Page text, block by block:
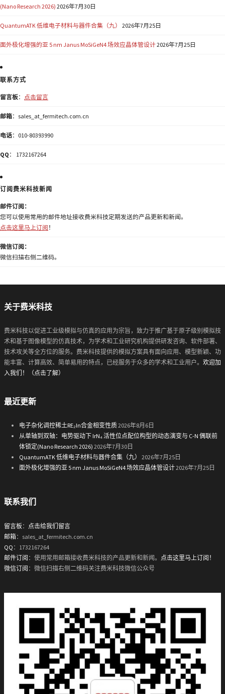
(Nano Research 2026) 2026年7月30日
QuantumATK 低维电子材料与器件合集（九） 2026年7月25日
面外极化增强的亚 5 nm Janus MoSiGeN4 场效应晶体管设计2026年7月25日
联系方式
留言板： 点击留言
邮箱：sales_at_fermitech.com.cn
电话：010-80393990
QQ ： 1732167264
订阅费米科技新闻
邮件订阅：
您可以使用常用的邮件地址接收费米科技定期发送的产品更新和新闻。
点击这里马上订阅 ！
微信订阅：
微信扫描右侧二维码。
关于费米科技
费米科技以促进工业级模拟与仿真的应用为宗旨，致力于推广基于原子级别模拟技
术和基于图像模型的仿真技术，为学术和工业研究机构提供研发咨询、软件部署、
技术攻关等全方位的服务。费米科技提供的模拟方案具有面向应用、模型新颖、功
能丰富、计算高效、简单易用的特点，已经服务于众多的学术和工业用户。 欢迎加
入我们！（点击了解）
最近更新
电子杂化调控稀土RE₂In合金相变性质2026年8月6日
从单轴到双轴：电势驱动下 IrN₄ 活性位点配位构型的动态演变与 C-N 偶联前
体锁定(Nano Research 2026) 2026年7月30日
QuantumATK 低维电子材料与器件合集（九）
2026年7月25日
面外极化增强的亚 5 nm Janus MoSiGeN4 场效应晶体管设计2026年7月25日
联系我们
留言板 ： 点击给我们留言
邮箱：sales_at_fermitech.com.cn
QQ ：1732167264
邮件订阅 ：使用常用邮箱接收费米科技的产品更新和新闻。 点击这里马上订阅！
微信订阅 ：微信扫描右侧二维码关注费米科技微信公众号